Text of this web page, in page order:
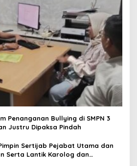
Penanganan Bullying di SMPN 3
Justru Dipaksa Pindah
Sertijab Pejabat Utama dan
Serta Lantik Karolog dan